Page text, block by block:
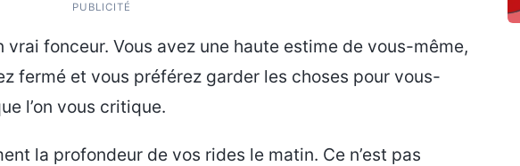
PUBLICITÉ
vrai fonceur. Vous avez une haute estime de vous-même,
fermé et vous préférez garder les choses pour vous-
l’on vous critique.
la profondeur de vos rides le matin. Ce n’est pas